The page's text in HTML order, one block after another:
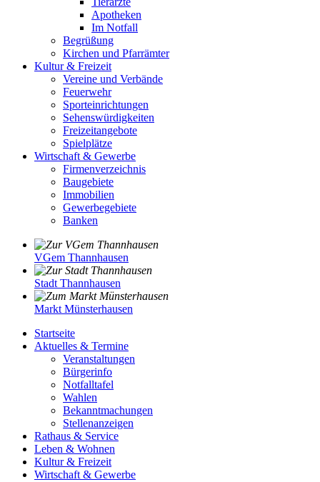
Apotheken
Im Notfall
Begrüßung
Kirchen und Pfarrämter
Kultur & Freizeit
Vereine und Verbände
Feuerwehr
Sporteinrichtungen
Sehenswürdigkeiten
Freizeitangebote
Spielplätze
Wirtschaft & Gewerbe
Firmenverzeichnis
Baugebiete
Immobilien
Gewerbegebiete
Banken
VGem Thannhausen
Stadt Thannhausen
Markt Münsterhausen
Startseite
Aktuelles & Termine
Veranstaltungen
Bürgerinfo
Notfalltafel
Wahlen
Bekanntmachungen
Stellenanzeigen
Rathaus & Service
Leben & Wohnen
Kultur & Freizeit
Wirtschaft & Gewerbe